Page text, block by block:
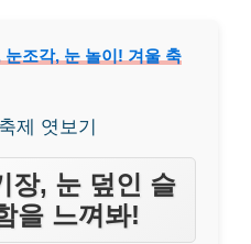
조각, 눈 놀이! 겨울 축
제 엿보기
장, 눈 덮인 슬
을 느껴봐!